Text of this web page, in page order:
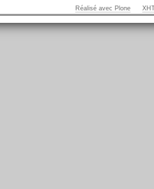
Réalisé avec Plone